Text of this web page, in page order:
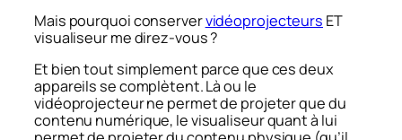
Mais pourquoi conservervidéoprojecteurs ET
visualiseur me direz-vous ?
Et bien tout simplement parce que ces deux
appareils se complètent. Là ou le
vidéoprojecteur ne permet de projeter que du
contenu numérique, le visualiseur quant à lui